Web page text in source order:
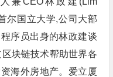
尔国立大学,公司大部
序员出身的林政建谈
块链技术帮助世界各
海外房地产。爱立厦